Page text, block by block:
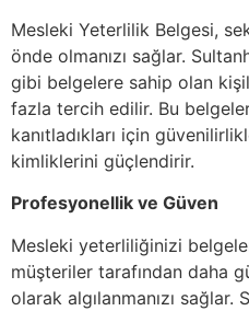
Mesleki Yeterlilik Belgesi,
önde olmanızı sağlar.
gibi belgelere sahip olan
fazla tercih edilir. Bu
kanıtladıkları için
kimliklerini güçlendirir.
Profesyonellik ve Güven
Mesleki yeterliliğinizi
müşteriler tarafından daha
olarak algılanmanızı sağlar.